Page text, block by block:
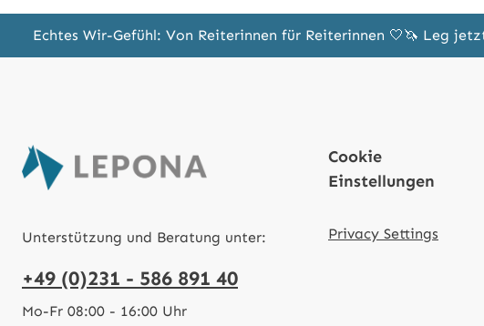
Echtes Wir-Gefühl: Von Reiterinnen für Reiterinnen 🤍🦄 Leg
Unterstützung und Beratung unter:
+49 (0)231 - 586 891 40
Mo-Fr 08:00 - 16:00 Uhr
Cookie
Einstellungen
Privacy Settings